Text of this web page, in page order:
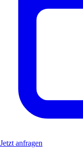
Jetzt anfragen